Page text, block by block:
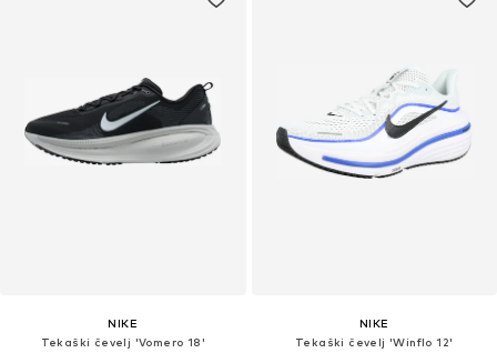
NIKE
Tekaški čevelj 'Vomero 18'
NIKE
Tekaški čevelj 'Winflo 12'